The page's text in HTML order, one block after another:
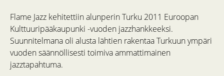
Flame Jazz kehitettiin alunperin Turku 2011 Euroopan
Kulttuuripääkaupunki -vuoden jazzhankkeeksi.
Suunnitelmana oli alusta lähtien rakentaa Turkuun ympäri
vuoden säännöllisesti toimiva ammattimainen
jazztapahtuma.